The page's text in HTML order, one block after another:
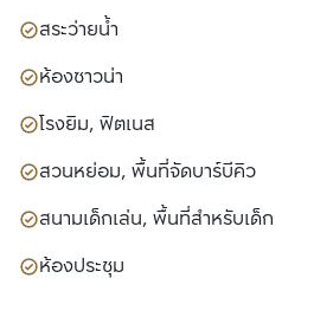
สระว่ายน้ำ
ห้องซาวน่า
โรงยิม, ฟิตเนส
สวนหย่อม, พื้นที่จัดบาร์บีคิว
สนามเด็กเล่น, พื้นที่สำหรับเด็ก
ห้องประชุม